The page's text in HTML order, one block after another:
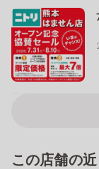
この店舗の